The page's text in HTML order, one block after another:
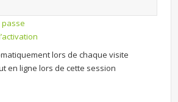
passe
lors de chaque visite
en ligne lors de cette session